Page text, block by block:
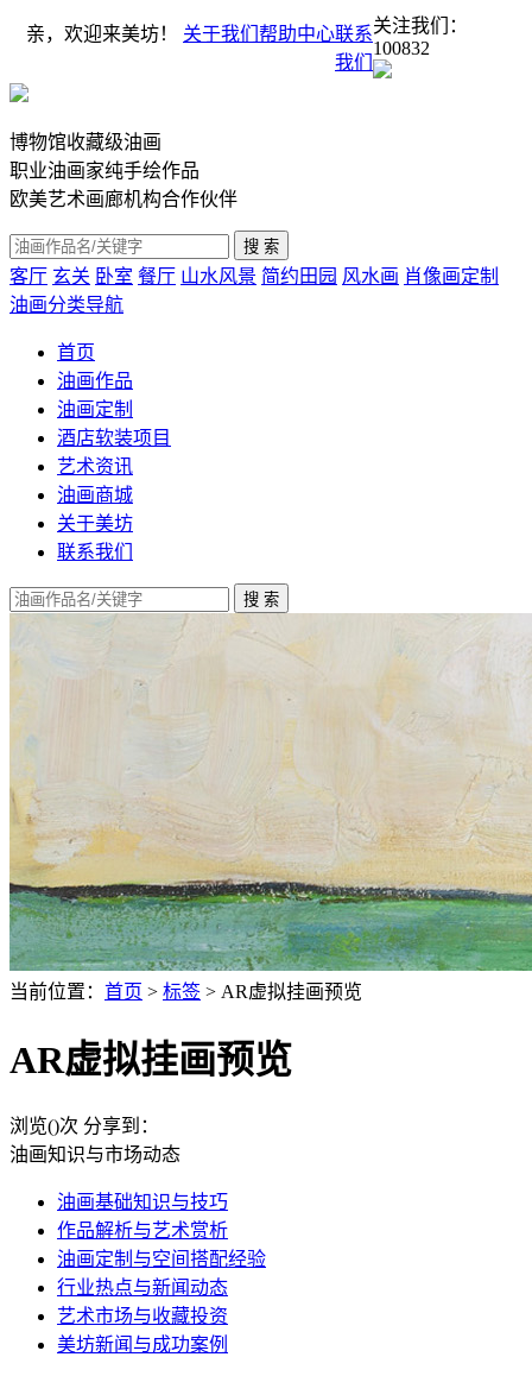
亲，欢迎来美坊！ 关于我们 帮助中心联系
我们
关注我们：
100832
博物馆收藏级油画
职业油画家纯手绘作品
欧美艺术画廊机构合作伙伴
客厅 玄关 卧室 餐厅 山水风景 简约田园 风水画 肖像画定制
油画分类导航
首页
油画作品
油画定制
酒店软装项目
艺术资讯
油画商城
关于美坊
联系我们
当前位置： 首页 > 标签 > AR虚拟挂画预览
AR虚拟挂画预览
浏览()次 分享到：
油画知识与市场动态
油画基础知识与技巧
作品解析与艺术赏析
油画定制与空间搭配经验
行业热点与新闻动态
艺术市场与收藏投资
美坊新闻与成功案例